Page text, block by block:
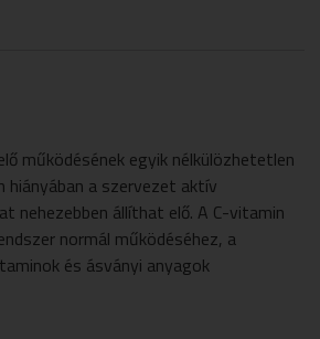
működésének egyik nélkülözhetetlen
hiányában a szervezet aktív
nehezebben állíthat elő. A C-vitamin
normál működéséhez, a
és ásványi anyagok